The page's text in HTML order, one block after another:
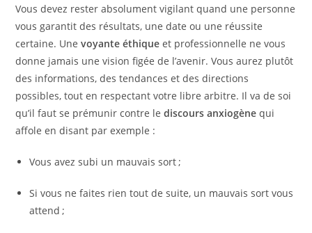
Vous devez rester absolument vigilant quand une personne
vous garantit des résultats, une date ou une réussite
certaine. Unevoyante éthique et professionnelle ne vous
donne jamais une vision figée de l’avenir. Vous aurez plutôt
des informations, des tendances et des directions
possibles, tout en respectant votre libre arbitre. Il va de soi
qu’il faut se prémunir contre lediscours anxiogène qui
affole en disant par exemple :
Vous avez subi un mauvais sort ;
Si vous ne faites rien tout de suite, un mauvais sort vous
attend ;